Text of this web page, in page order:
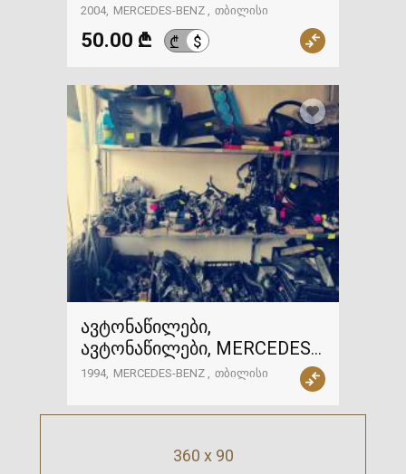
BENZ
2004 MERCEDES-BENZ თბილისი
50.00 ₾ ₾ $
ავტონაწილები,
ავტონაწილები, MERCEDES-
BENZ
1994 MERCEDES-BENZ თბილისი
360 x 90